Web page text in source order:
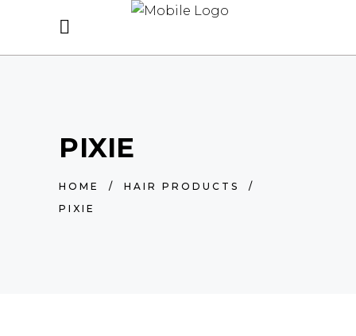
PIXIE
HOME / HAIR PRODUCTS
/
PIXIE